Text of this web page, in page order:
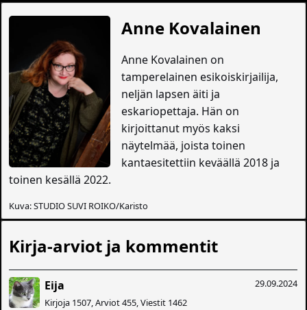
Anne Kovalainen
Anne Kovalainen on
tamperelainen esikoiskirjailija,
neljän lapsen äiti ja
eskariopettaja. Hän on
kirjoittanut myös kaksi
näytelmää, joista toinen
kantaesitettiin keväällä 2018 ja
toinen kesällä 2022.
Kuva: STUDIO SUVI ROIKO/Karisto
Kirja-arviot ja kommentit
29.09.2024
Eija
Kirjoja 1507, Arviot 455, Viestit 1462